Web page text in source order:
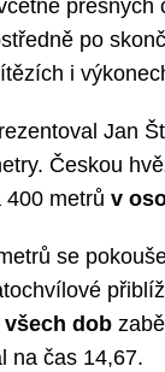
přesných
po
i
Jan
Českou
400 metrů v
se
dob
na čas 14,67.